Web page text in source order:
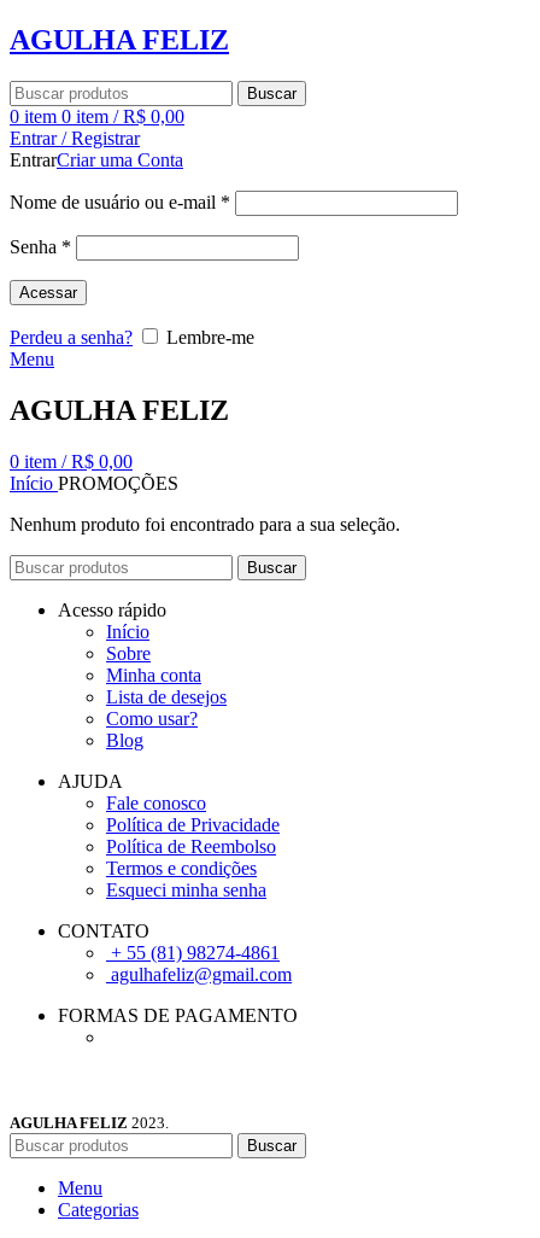
AGULHA FELIZ
Buscar
0 item 0 item / R$ 0,00
Entrar / Registrar
EntrarCriar uma Conta
Nome de usuário ou e-mail *
Senha *
Acessar
Perdeu a senha?
Lembre-me
Menu
AGULHA FELIZ
0 item / R$ 0,00
Início PROMOÇÕES
Nenhum produto foi encontrado para a sua seleção.
Buscar
Acesso rápido
Início
Sobre
Minha conta
Lista de desejos
Como usar?
Blog
AJUDA
Fale conosco
Política de Privacidade
Política de Reembolso
Termos e condições
Esqueci minha senha
CONTATO
+ 55 (81) 98274-4861
agulhafeliz@gmail.com
FORMAS DE PAGAMENTO
AGULHA FELIZ 2023.
Buscar
Menu
Categorias